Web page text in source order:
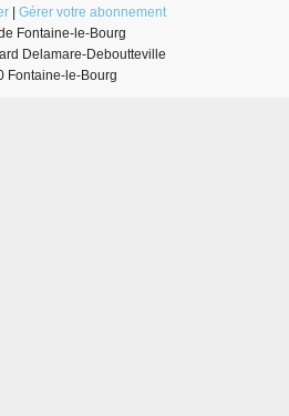
Gérer votre abonnement
Fontaine-le-Bourg
Delamare-Deboutteville
Fontaine-le-Bourg